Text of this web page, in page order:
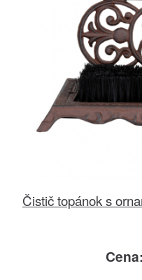
Čistič topánok s